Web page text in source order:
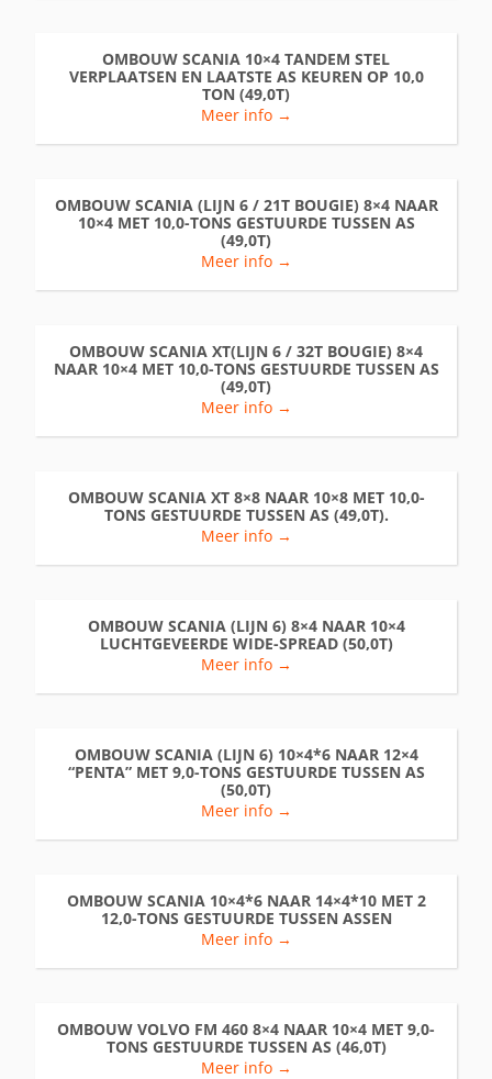
OMBOUW SCANIA 10×4 TANDEM STEL
VERPLAATSEN EN LAATSTE AS KEUREN OP 10,0
TON (49,0T)
Meer info →
OMBOUW SCANIA (LIJN 6 / 21T BOUGIE) 8×4 NAAR
10×4 MET 10,0-TONS GESTUURDE TUSSEN AS
(49,0T)
Meer info →
OMBOUW SCANIA XT(LIJN 6 / 32T BOUGIE) 8×4
NAAR 10×4 MET 10,0-TONS GESTUURDE TUSSEN AS
(49,0T)
Meer info →
OMBOUW SCANIA XT 8×8 NAAR 10×8 MET 10,0-
TONS GESTUURDE TUSSEN AS (49,0T).
Meer info →
OMBOUW SCANIA (LIJN 6) 8×4 NAAR 10×4
LUCHTGEVEERDE WIDE-SPREAD (50,0T)
Meer info →
OMBOUW SCANIA (LIJN 6) 10×4*6 NAAR 12×4
“PENTA” MET 9,0-TONS GESTUURDE TUSSEN AS
(50,0T)
Meer info →
OMBOUW SCANIA 10×4*6 NAAR 14×4*10 MET 2
12,0-TONS GESTUURDE TUSSEN ASSEN
Meer info →
OMBOUW VOLVO FM 460 8×4 NAAR 10×4 MET 9,0-
TONS GESTUURDE TUSSEN AS (46,0T)
Meer info →